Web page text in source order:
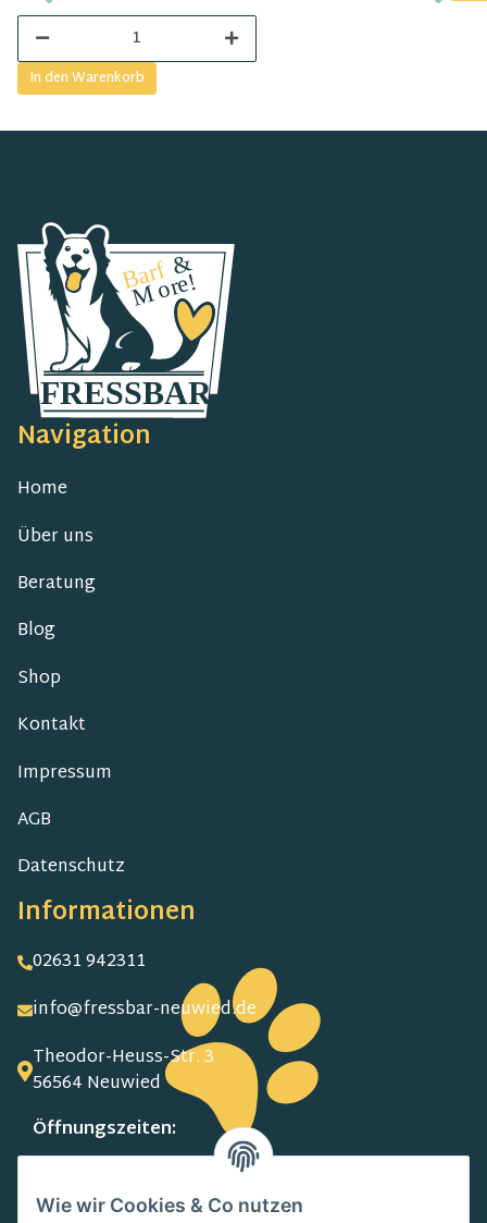
In den Warenkorb
Navigation
Home
Über uns
Beratung
Blog
Shop
Kontakt
Impressum
AGB
Datenschutz
Informationen
02631 942311
info@fressbar-neuwied.de
Theodor-Heuss-Str. 3
56564 Neuwied
Öffnungszeiten:
09.00-13.00 Uhr
Wie wir Cookies & Co nutzen